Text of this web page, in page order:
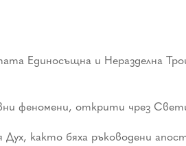
Единосъщна и Неразделна
феномени, открити чрез
както бяха ръководени